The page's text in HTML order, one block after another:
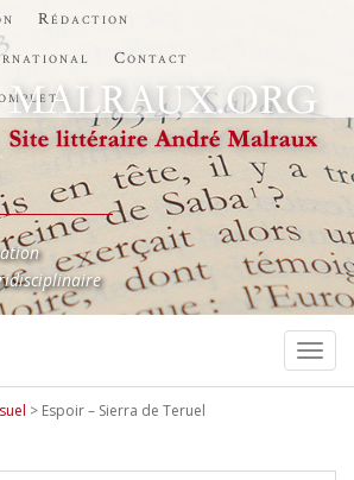
Rédaction
Contact
> Espoir – Sierra de Teruel